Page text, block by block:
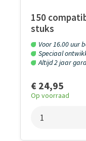
150
stuks
Voor 16.00 uur
Speciaal
Altijd 2 jaar
€ 24,95
Op voorraad